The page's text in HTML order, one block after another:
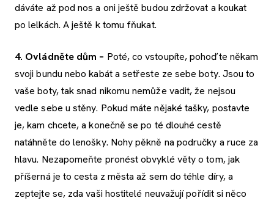
dáváte až pod nos a oni ještě budou zdržovat a koukat
po lelkách. A ještě k tomu fňukat.
4. Ovládněte dům – Poté, co vstoupíte, pohoďte někam
svoji bundu nebo kabát a setřeste ze sebe boty. Jsou to
vaše boty, tak snad nikomu nemůže vadit, že nejsou
vedle sebe u stěny. Pokud máte nějaké tašky, postavte
je, kam chcete, a konečně se po té dlouhé cestě
natáhněte do lenošky. Nohy pěkně na područky a ruce za
hlavu. Nezapomeňte pronést obvyklé věty o tom, jak
příšerná je to cesta z města až sem do téhle díry, a
zeptejte se, zda vaši hostitelé neuvažují pořídit si něco